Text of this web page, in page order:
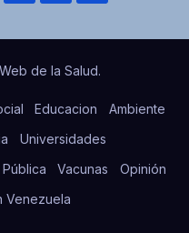
de la Salud.
Educacion
Ambiente
Universidades
Vacunas
Opinión
Venezuela